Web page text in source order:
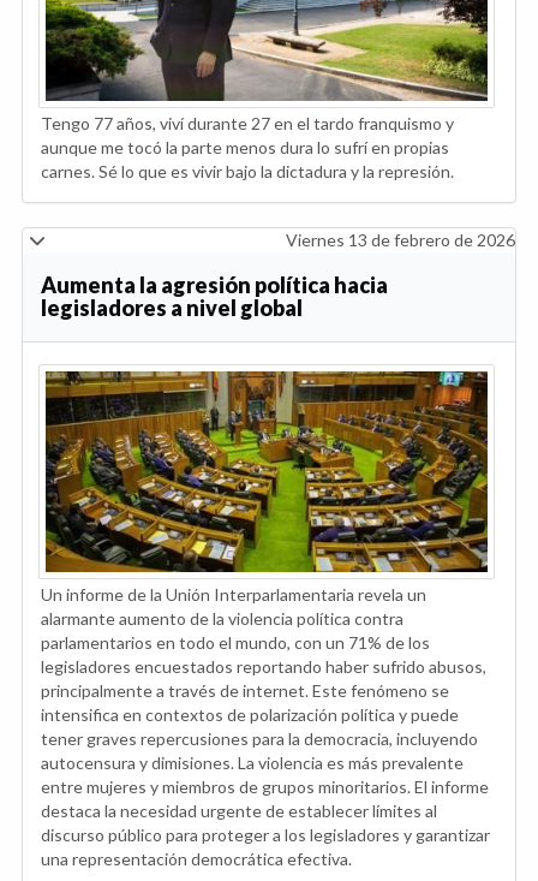
Tengo 77 años, viví durante 27 en el tardo franquismo y
aunque me tocó la parte menos dura lo sufrí en propias
carnes. Sé lo que es vivir bajo la dictadura y la represión.
Viernes 13 de febrero de 2026
Aumenta la agresión política hacia
legisladores a nivel global
Un informe de la Unión Interparlamentaria revela un
alarmante aumento de la violencia política contra
parlamentarios en todo el mundo, con un 71% de los
legisladores encuestados reportando haber sufrido abusos,
principalmente a través de internet. Este fenómeno se
intensifica en contextos de polarización política y puede
tener graves repercusiones para la democracia, incluyendo
autocensura y dimisiones. La violencia es más prevalente
entre mujeres y miembros de grupos minoritarios. El informe
destaca la necesidad urgente de establecer límites al
discurso público para proteger a los legisladores y garantizar
una representación democrática efectiva.